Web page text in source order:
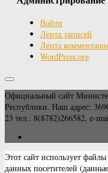
Войти
Лента записей
Лента
WordPress.org
Официальный сайт
Республики. Наш адрес:
23 тел.: 8(8782)266582, e-
Этот сайт использует
данных посетителей